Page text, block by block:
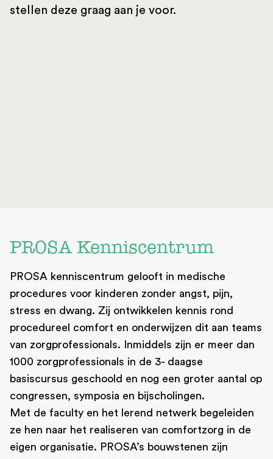
stellen deze graag aan je voor.
PROSA Kenniscentrum
PROSA kenniscentrum gelooft in medische
procedures voor kinderen zonder angst, pijn,
stress en dwang. Zij ontwikkelen kennis rond
procedureel comfort en onderwijzen dit aan teams
van zorgprofessionals. Inmiddels zijn er meer dan
1000 zorgprofessionals in de 3- daagse
basiscursus geschoold en nog een groter aantal op
congressen, symposia en bijscholingen.
Met de faculty en het lerend netwerk begeleiden
ze hen naar het realiseren van comfortzorg in de
eigen organisatie. PROSA’s bouwstenen zijn